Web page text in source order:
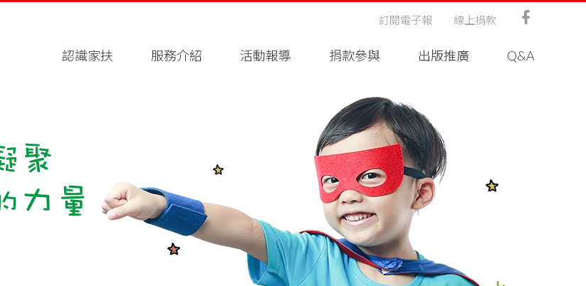
認識家扶 服務介紹 活動報導 捐款參與 出版推廣 Q&A
訂閱電子報 線上捐款